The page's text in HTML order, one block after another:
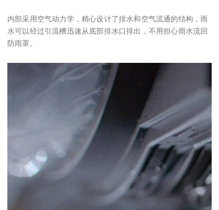
内部采用空气动力学，精心设计了排水和空气流通的结构，雨
水可以经过引流槽迅速从底部排水口排出，不用担心雨水流回
防雨罩。